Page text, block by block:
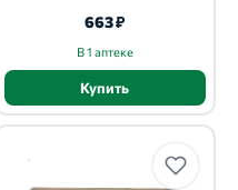
663 ₽
В 1 аптеке
Купить